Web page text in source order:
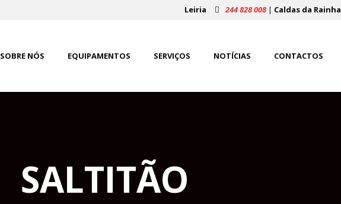
Leiria 244 828 008 | Caldas da Rainha
SOBRE NÓS EQUIPAMENTOS SERVIÇOS NOTÍCIAS CONTACTOS
SALTITÃO